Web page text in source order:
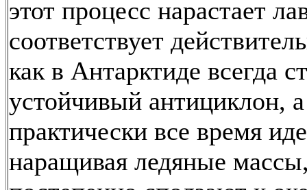
этот процесс нарастает
соответствует
как в Антарктиде всегда
устойчивый антициклон,
практически все время
наращивая ледяные